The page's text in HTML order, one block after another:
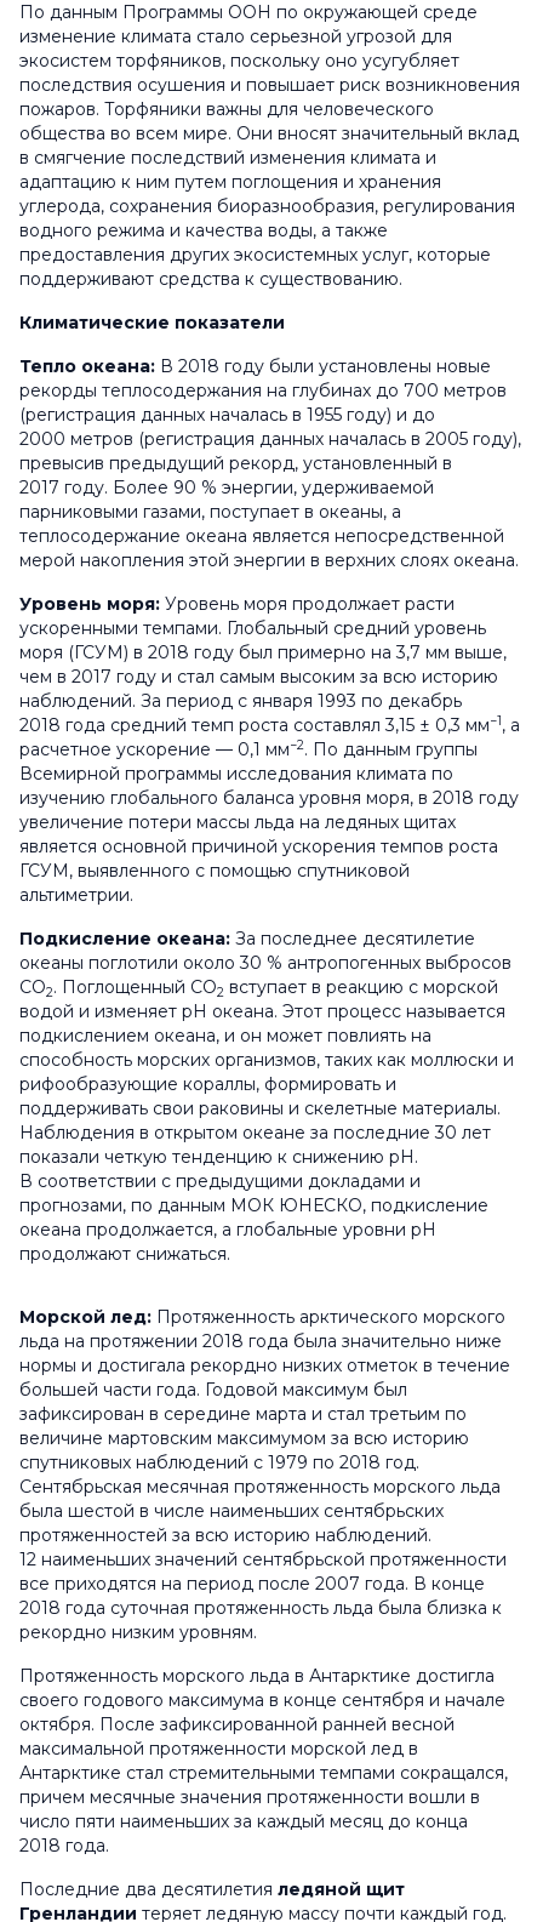
По данным Программы ООН по окружающей среде
изменение климата стало серьезной угрозой для
экосистем торфяников, поскольку оно усугубляет
последствия осушения и повышает риск возникновения
пожаров. Торфяники важны для человеческого
общества во всем мире. Они вносят значительный вклад
в смягчение последствий изменения климата и
адаптацию к ним путем поглощения и хранения
углерода, сохранения биоразнообразия, регулирования
водного режима и качества воды, а также
предоставления других экосистемных услуг, которые
поддерживают средства к существованию.
Климатические показатели
Тепло океана: В 2018 году были установлены новые
рекорды теплосодержания на глубинах до 700 метров
(регистрация данных началась в 1955 году) и до
2000 метров (регистрация данных началась в 2005 году),
превысив предыдущий рекорд, установленный в
2017 году. Более 90 % энергии, удерживаемой
парниковыми газами, поступает в океаны, а
теплосодержание океана является непосредственной
мерой накопления этой энергии в верхних слоях океана.
Уровень моря: Уровень моря продолжает расти
ускоренными темпами. Глобальный средний уровень
моря (ГСУМ) в 2018 году был примерно на 3,7 мм выше,
чем в 2017 году и стал самым высоким за всю историю
наблюдений. За период с января 1993 по декабрь
2018 года средний темп роста составлял 3,15 ± 0,3 мм−1, а
расчетное ускорение — 0,1 мм−2. По данным группы
Всемирной программы исследования климата по
изучению глобального баланса уровня моря, в 2018 году
увеличение потери массы льда на ледяных щитах
является основной причиной ускорения темпов роста
ГСУМ, выявленного с помощью спутниковой
альтиметрии.
Подкисление океана: За последнее десятилетие
океаны поглотили около 30 % антропогенных выбросов
CO2. Поглощенный CO2 вступает в реакцию с морской
водой и изменяет pH океана. Этот процесс называется
подкислением океана, и он может повлиять на
способность морских организмов, таких как моллюски и
рифообразующие кораллы, формировать и
поддерживать свои раковины и скелетные материалы.
Наблюдения в открытом океане за последние 30 лет
показали четкую тенденцию к снижению pH.
В соответствии с предыдущими докладами и
прогнозами, по данным МОК ЮНЕСКО, подкисление
океана продолжается, а глобальные уровни рН
продолжают снижаться.
Морской лед: Протяженность арктического морского
льда на протяжении 2018 года была значительно ниже
нормы и достигала рекордно низких отметок в течение
большей части года. Годовой максимум был
зафиксирован в середине марта и стал третьим по
величине мартовским максимумом за всю историю
спутниковых наблюдений с 1979 по 2018 год.
Сентябрьская месячная протяженность морского льда
была шестой в числе наименьших сентябрьских
протяженностей за всю историю наблюдений.
12 наименьших значений сентябрьской протяженности
все приходятся на период после 2007 года. В конце
2018 года суточная протяженность льда была близка к
рекордно низким уровням.
Протяженность морского льда в Антарктике достигла
своего годового максимума в конце сентября и начале
октября. После зафиксированной ранней весной
максимальной протяженности морской лед в
Антарктике стал стремительными темпами сокращался,
причем месячные значения протяженности вошли в
число пяти наименьших за каждый месяц до конца
2018 года.
Последние два десятилетия ледяной щит
Гренландии теряет ледяную массу почти каждый год.